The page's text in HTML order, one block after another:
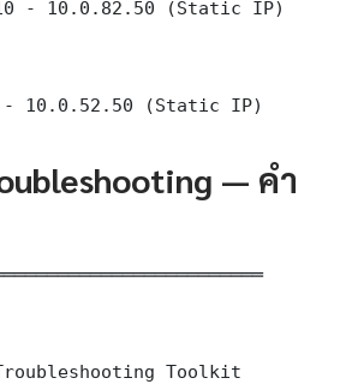
- 10.0.82.50 (Static IP)
- 10.0.52.50 (Static IP)
— คำ
Toolkit